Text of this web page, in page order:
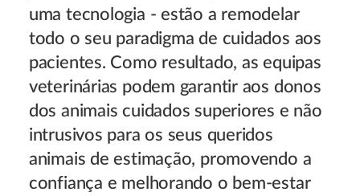
uma tecnologia - estão a remodelar
todo o seu paradigma de cuidados aos
pacientes. Como resultado, as equipas
veterinárias podem garantir aos donos
dos animais cuidados superiores e não
intrusivos para os seus queridos
animais de estimação, promovendo a
confiança e melhorando o bem-estar